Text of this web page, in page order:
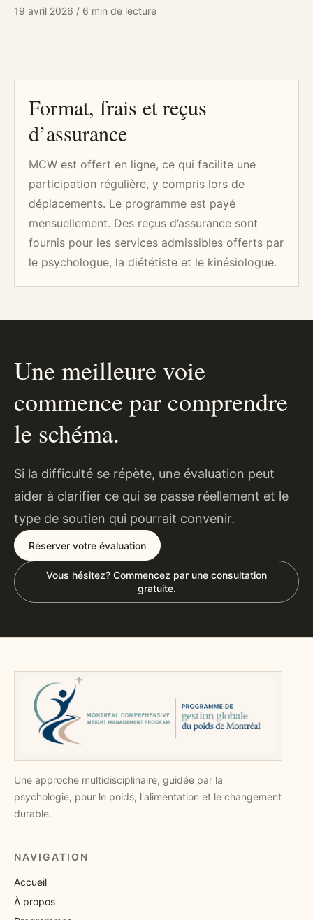
19 avril 2026 / 6 min de lecture
Format, frais et reçus
d’assurance
MCW est offert en ligne, ce qui facilite une
participation régulière, y compris lors de
déplacements. Le programme est payé
mensuellement. Des reçus d’assurance sont
fournis pour les services admissibles offerts par
le psychologue, la diététiste et le kinésiologue.
Une meilleure voie
commence par comprendre
le schéma.
Si la difficulté se répète, une évaluation peut
aider à clarifier ce qui se passe réellement et le
type de soutien qui pourrait convenir.
Réserver votre évaluation
Vous hésitez? Commencez par une consultation
gratuite.
Une approche multidisciplinaire, guidée par la
psychologie, pour le poids, l'alimentation et le changement
durable.
NAVIGATION
Accueil
À propos